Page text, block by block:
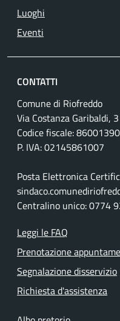
Luoghi
Eventi
CONTATTI
Comune di Riofreddo
Via Costanza Garibaldi,
Codice fiscale:
P. IVA: 02145861007
Posta Elettronica
Centralino unico: 0774
Leggi le FAQ
Prenotazione
Segnalazione disservizio
Richiesta d'assistenza